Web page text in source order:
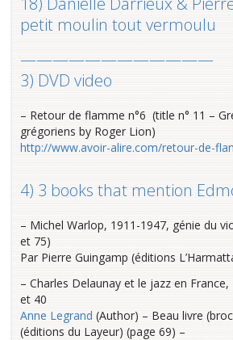
petit moulin tout vermoulu
————————————
3) DVD video
– Retour de flamme n°6 (title n° 11 –
grégoriens by Roger Lion)
http://www.avoir-alire.com/retour-de-
4) 3 books that mention
– Michel Warlop, 1911-1947, génie du
et 75)
Par Pierre Guingamp (éditions
– Charles Delaunay et le jazz en
et 40
Anne Legrand (Author) – Beau livre
(éditions du Layeur) (page 69) –